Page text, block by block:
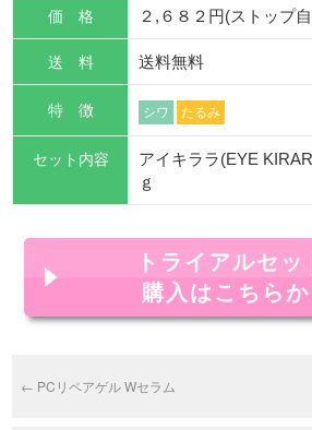
価 格 ２,６８２円(ストップ
送 料 送料無料
特 徴 シワ たるみ
セット内容
アイキララ(EYE
ｇ
トライアルセッ
購入はこちらか
← PCリペアゲル Wセラム